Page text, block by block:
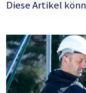
Diese Artikel